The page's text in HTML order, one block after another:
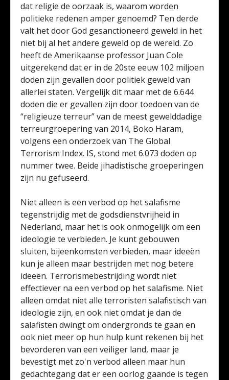
dat religie de oorzaak is, waarom worden
politieke redenen amper genoemd? Ten derde
valt het door God gesanctioneerd geweld in het
niet bij al het andere geweld op de wereld. Zo
heeft de Amerikaanse professor Juan Cole
uitgerekend dat er in de 20ste eeuw 102 miljoen
doden zijn gevallen door politiek geweld van
allerlei staten. Vergelijk dit maar met de 6.644
doden die er gevallen zijn door toedoen van de
“religieuze terreur” van de meest gewelddadige
terreurgroepering van 2014, Boko Haram,
volgens een onderzoek van The Global
Terrorism Index. IS, stond met 6.073 doden op
nummer twee. Beide jihadistische groeperingen
zijn nu gefuseerd.
Niet alleen is een verbod op het salafisme
tegenstrijdig met de godsdienstvrijheid in
Nederland, maar het is ook onmogelijk om een
ideologie te verbieden. Je kunt gebouwen
sluiten, bijeenkomsten verbieden, maar ideeën
kun je alleen maar bestrijden met nog betere
ideeën. Terrorismebestrijding wordt niet
effectiever na een verbod op het salafisme. Niet
alleen omdat niet alle terroristen salafistisch van
ideologie zijn, en ook niet omdat je dan de
salafisten dwingt om ondergronds te gaan en
ook niet meer op hun hulp kunt rekenen bij het
bevorderen van een veiliger land, maar je
bevestigt met zo'n verbod alleen maar hun
gedachtegang dat er een oorlog gaande is tegen